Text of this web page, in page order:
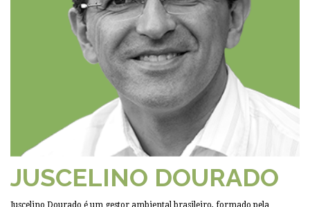
JUSCELINO DOURADO
Juscelino Dourado é um gestor ambiental brasileiro, formado pela